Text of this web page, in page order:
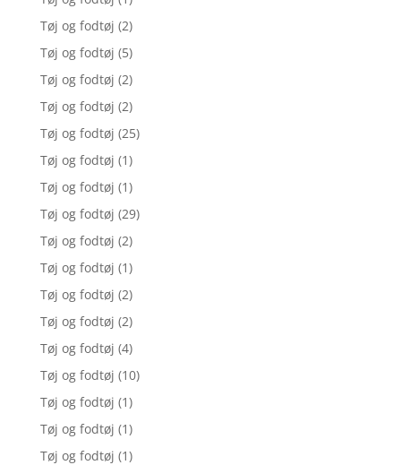
Tøj og fodtøj (2)
Tøj og fodtøj (5)
Tøj og fodtøj (2)
Tøj og fodtøj (2)
Tøj og fodtøj (25)
Tøj og fodtøj (1)
Tøj og fodtøj (1)
Tøj og fodtøj (29)
Tøj og fodtøj (2)
Tøj og fodtøj (1)
Tøj og fodtøj (2)
Tøj og fodtøj (2)
Tøj og fodtøj (4)
Tøj og fodtøj (10)
Tøj og fodtøj (1)
Tøj og fodtøj (1)
Tøj og fodtøj (1)